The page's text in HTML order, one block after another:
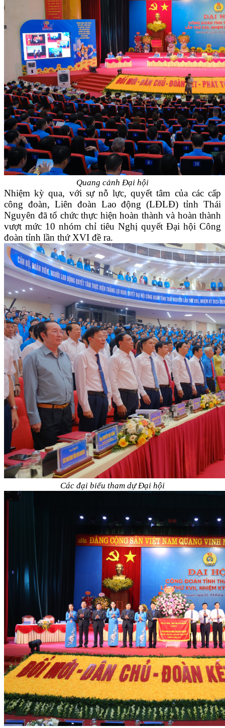
Quang cảnh Đại hội
Nhiệm kỳ qua, với sự nỗ lực, quyết tâm của các cấp
công đoàn, Liên đoàn Lao động(LĐLĐ)tỉnh Thái
Nguyên đã tổ chức thực hiện hoàn thành và hoàn thành
vượt mức 10 nhóm chỉ tiêu Nghị quyết Đại hội Công
đoàn tỉnh lần thứ XVI đề ra.
Các đại biểu tham dự Đại hội